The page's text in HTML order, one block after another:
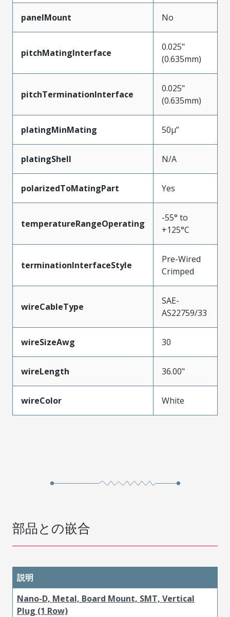
panelMount No
pitchMatingInterface
0.025"
(0.635mm)
pitchTerminationInterface
0.025"
(0.635mm)
platingMinMating 50µ”
platingShell N/A
polarizedToMatingPart Yes
temperatureRangeOperating
-55° to
+125°C
terminationInterfaceStyle
Pre-Wired
Crimped
wireCableType
SAE-
AS22759/33
wireSizeAwg 30
wireLength 36.00"
wireColor White
部品との嵌合
説明
Nano-D, Metal, Board Mount, SMT, Vertical
Plug (1 Row)